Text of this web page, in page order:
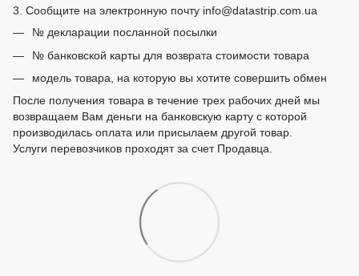
3. Сообщите на электронную почту info@datastrip.com.ua
№ декларации посланной посылки
№ банковской карты для возврата стоимости товара
модель товара, на которую вы хотите совершить обмен
После получения товара в течение трех рабочих дней мы
возвращаем Вам деньги на банковскую карту с которой
производилась оплата или присылаем другой товар.
Услуги перевозчиков проходят за счет Продавца.